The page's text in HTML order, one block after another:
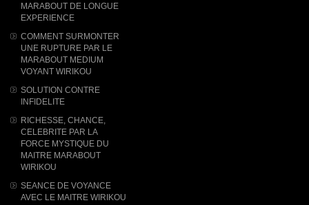
MARABOUT DE LONGUE
EXPERIENCE
COMMENT SURMONTER
UNE RUPTURE PAR LE
MARABOUT MEDIUM
VOYANT WIRIKOU
SOLUTION CONTRE
INFIDELITE
RICHESSE, CHANCE,
CELEBRITE PAR LA
FORCE MYSTIQUE DU
MAITRE MARABOUT
WIRIKOU
SEANCE DE VOYANCE
AVEC LE MAITRE WIRIKOU